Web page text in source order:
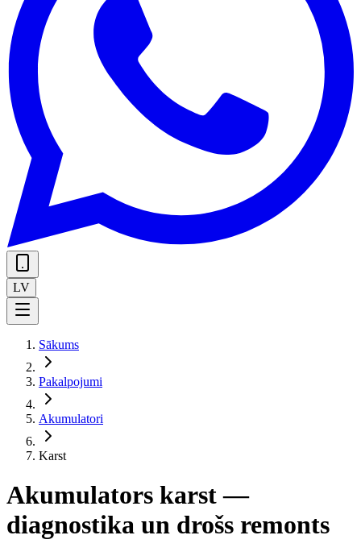
LV
Sākums
Pakalpojumi
Akumulatori
Karst
Akumulators karst —
diagnostika un drošs remonts